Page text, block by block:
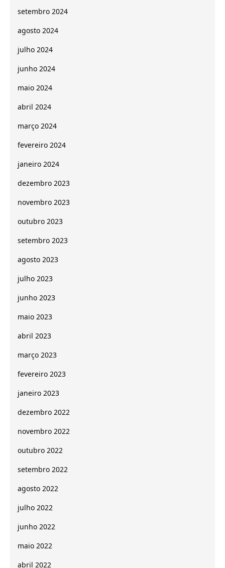
setembro 2024
agosto 2024
julho 2024
junho 2024
maio 2024
abril 2024
março 2024
fevereiro 2024
janeiro 2024
dezembro 2023
novembro 2023
outubro 2023
setembro 2023
agosto 2023
julho 2023
junho 2023
maio 2023
abril 2023
março 2023
fevereiro 2023
janeiro 2023
dezembro 2022
novembro 2022
outubro 2022
setembro 2022
agosto 2022
julho 2022
junho 2022
maio 2022
abril 2022